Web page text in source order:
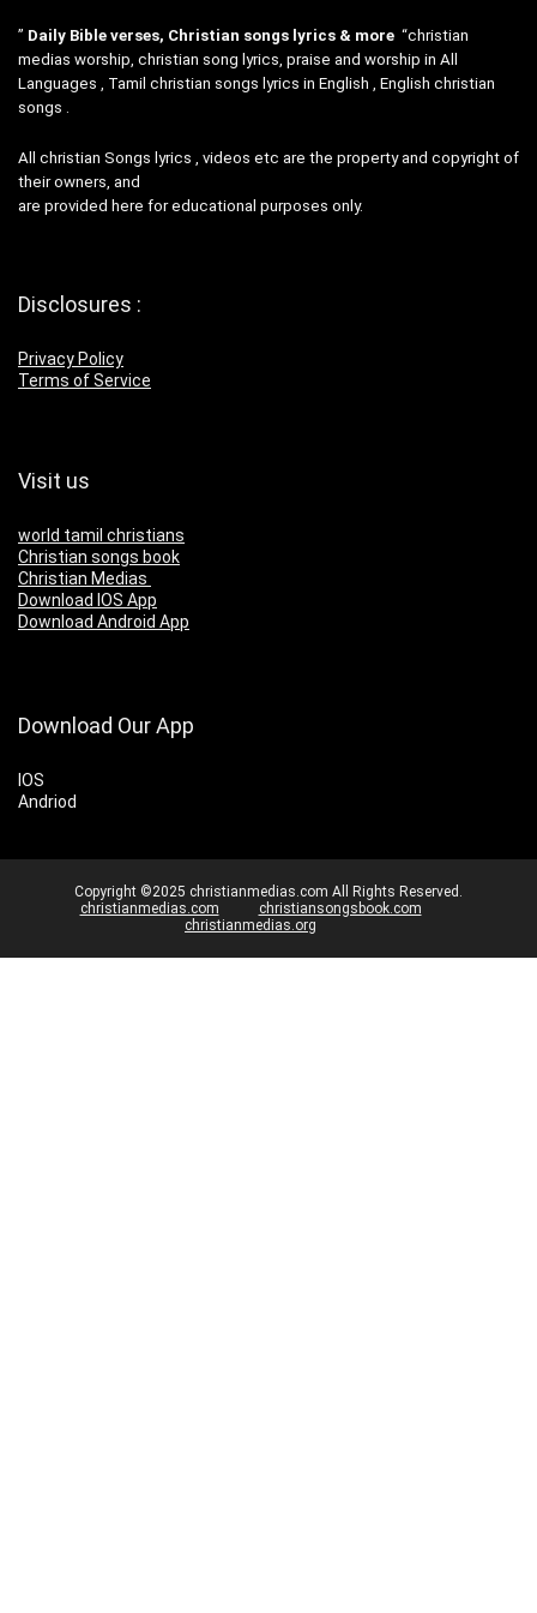
” Daily Bible verses, Christian songs lyrics & more “christian
medias worship, christian song lyrics, praise and worship in All
Languages , Tamil christian songs lyrics in English , English christian
songs .
All christian Songs lyrics , videos etc are the property and copyright of
their owners, and
are provided here for educational purposes only.
Disclosures :
Privacy Policy
Terms of Service
Visit us
world tamil christians
Christian songs book
Christian Medias
Download IOS App
Download Android App
Download Our App
IOS
Andriod
Copyright ©2025 christianmedias.com All Rights Reserved.
christianmedias.com
christiansongsbook.com
christianmedias.org